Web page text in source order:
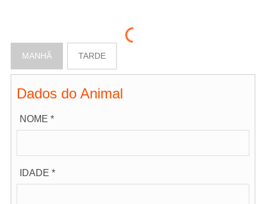
MANHÃ TARDE
Dados do Animal
NOME *
IDADE *